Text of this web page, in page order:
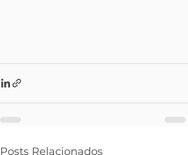
Posts Relacionados